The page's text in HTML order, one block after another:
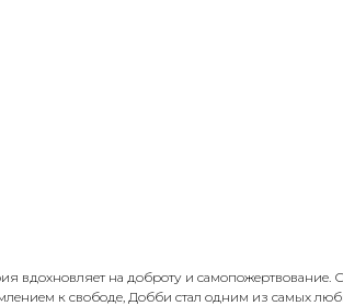
вдохновляет на доброту и самопожертвование. С
к свободе, Добби стал одним из самых